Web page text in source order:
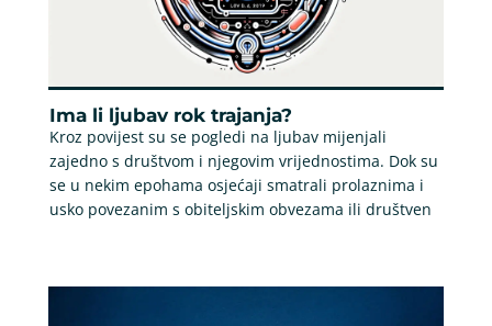
Ima li ljubav rok trajanja?
Kroz povijest su se pogledi na ljubav mijenjali
zajedno s društvom i njegovim vrijednostima. Dok su
se u nekim epohama osjećaji smatrali prolaznima i
usko povezanim s obiteljskim obvezama ili društven